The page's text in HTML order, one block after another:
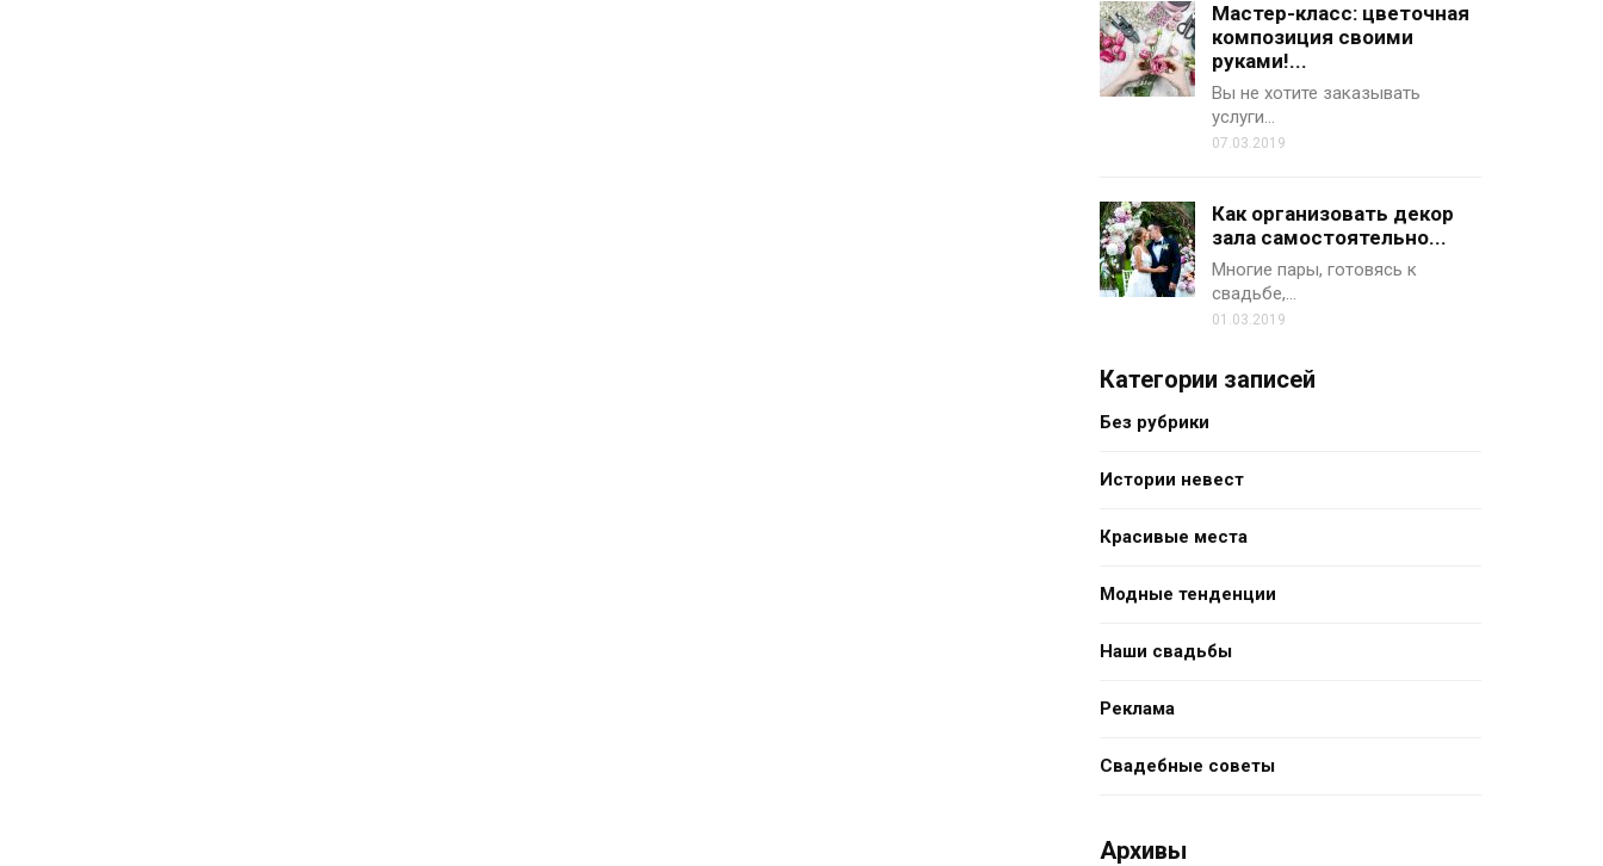
Мастер-класс: цветочная
композиция своими
руками!...
Вы не хотите заказывать
услуги…
07.03.2019
Как организовать декор
зала самостоятельно...
Многие пары, готовясь к
свадьбе,…
01.03.2019
Категории записей
Без рубрики
Истории невест
Красивые места
Модные тенденции
Наши свадьбы
Реклама
Свадебные советы
Архивы